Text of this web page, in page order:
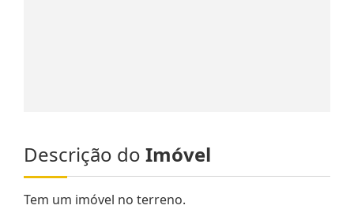
Descrição do Imóvel
Tem um imóvel no terreno.